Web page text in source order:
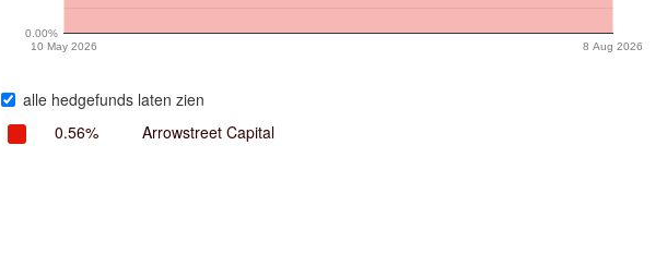
10 May 2026 8 Aug 2026
0.00%
alle hedgefunds laten zien
0.56%
Arrowstreet Capital